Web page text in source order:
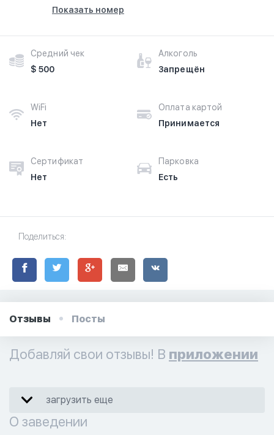
Показать номер
Средний чек
$ 500
Алкоголь
Запрещён
WiFi
Нет
Оплата картой
Принимается
Сертификат
Нет
Парковка
Есть
Поделиться:
Отзывы Посты
Добавляй свои отзывы! В приложении
загрузить еще
О заведении